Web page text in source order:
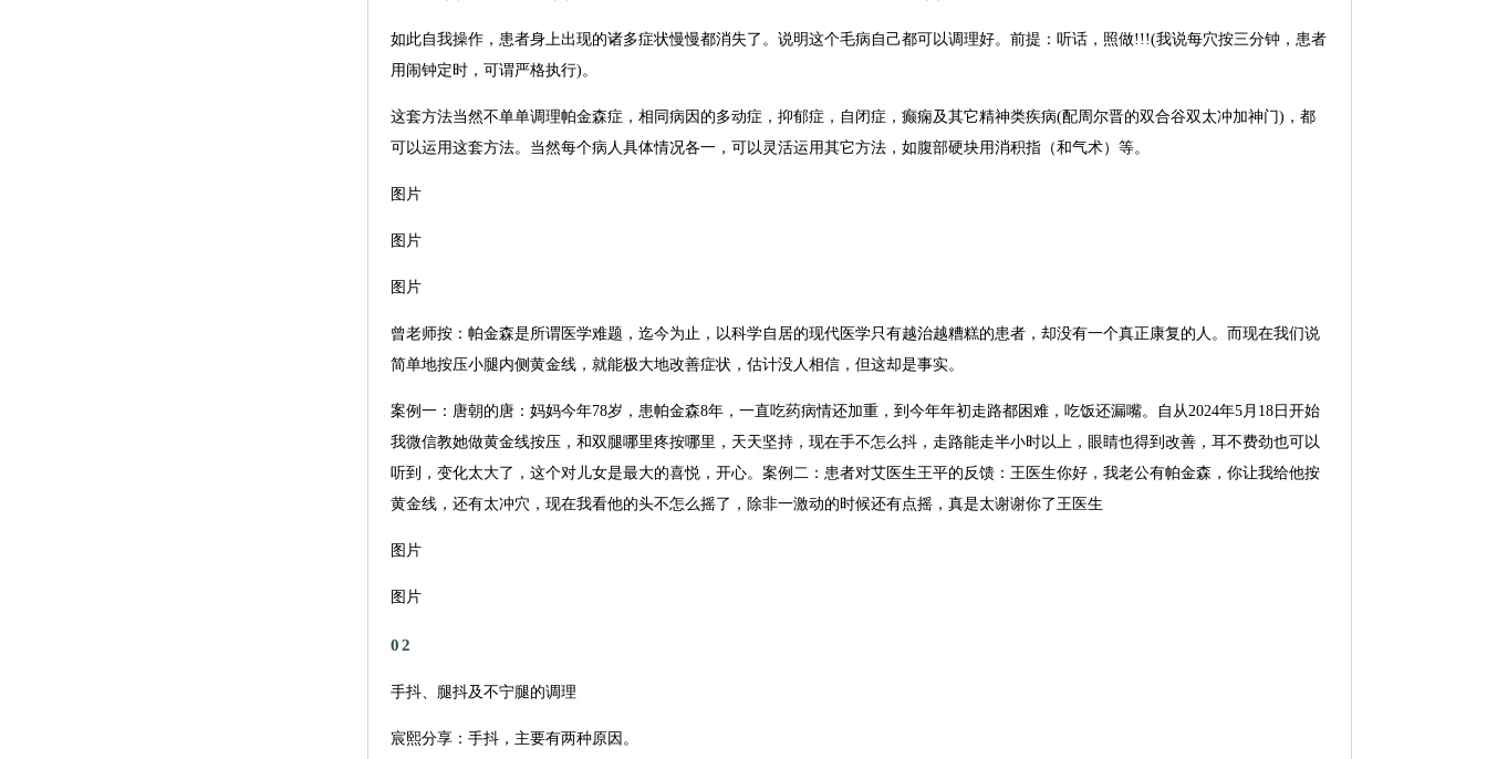
如此自我操作，患者身上出现的诸多症状慢慢都消失了。说明这个毛病自己都可以调理好。前提：听话，照做!!!(我说每穴按三分钟，患者
用闹钟定时，可谓严格执行)。
这套方法当然不单单调理帕金森症，相同病因的多动症，抑郁症，自闭症，癫痫及其它精神类疾病(配周尔晋的双合谷双太冲加神门)，都
可以运用这套方法。当然每个病人具体情况各一，可以灵活运用其它方法，如腹部硬块用消积指（和气术）等。
图片
图片
图片
曾老师按：帕金森是所谓医学难题，迄今为止，以科学自居的现代医学只有越治越糟糕的患者，却没有一个真正康复的人。而现在我们说
简单地按压小腿内侧黄金线，就能极大地改善症状，估计没人相信，但这却是事实。
案例一：唐朝的唐：妈妈今年78岁，患帕金森8年，一直吃药病情还加重，到今年年初走路都困难，吃饭还漏嘴。自从2024年5月18日开始
我微信教她做黄金线按压，和双腿哪里疼按哪里，天天坚持，现在手不怎么抖，走路能走半小时以上，眼睛也得到改善，耳不费劲也可以
听到，变化太大了，这个对儿女是最大的喜悦，开心。案例二：患者对艾医生王平的反馈：王医生你好，我老公有帕金森，你让我给他按
黄金线，还有太冲穴，现在我看他的头不怎么摇了，除非一激动的时候还有点摇，真是太谢谢你了王医生
图片
图片
02
手抖、腿抖及不宁腿的调理
宸熙分享：手抖，主要有两种原因。